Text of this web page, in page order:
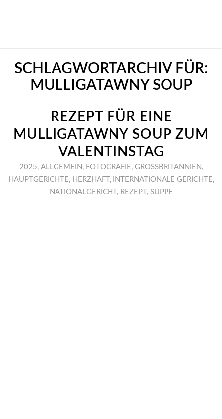
SCHLAGWORTARCHIV FÜR:
MULLIGATAWNY SOUP
REZEPT FÜR EINE
MULLIGATAWNY SOUP ZUM
VALENTINSTAG
2025, ALLGEMEIN , FOTOGRAFIE, GROSSBRITANNIEN
,
HAUPTGERICHTE, HERZHAFT , INTERNATIONALE GERICHTE,
NATIONALGERICHT , REZEPT , SUPPE